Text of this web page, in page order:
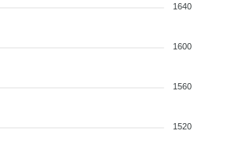
1640
1600
1560
1520